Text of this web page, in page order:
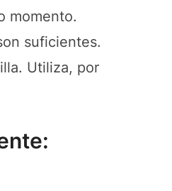
momento.
suficientes.
Utiliza, por